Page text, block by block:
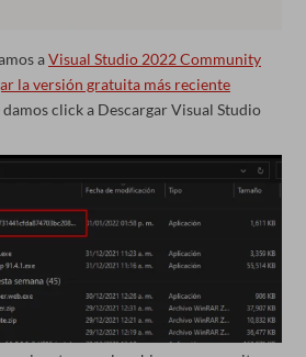
aVisual Studio 2022 Community
la versión gratuita más reciente
click a Descargar Visual Studio